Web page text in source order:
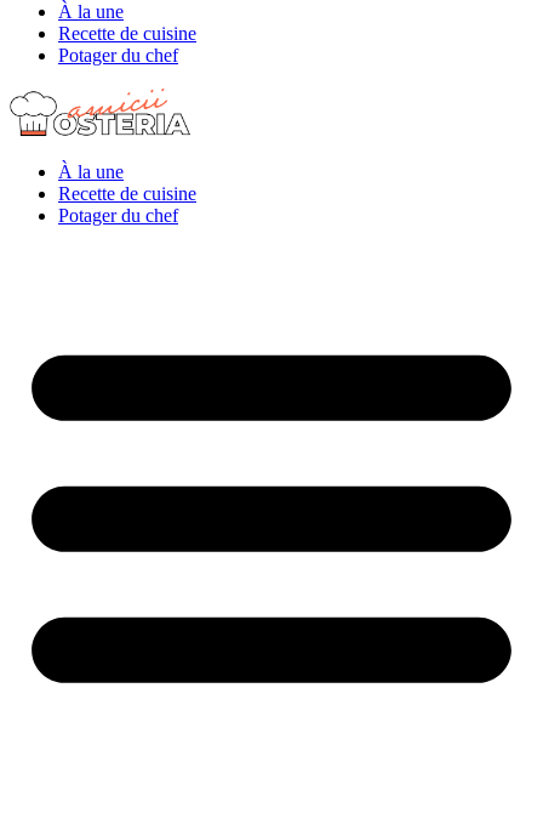
À la une
Recette de cuisine
Potager du chef
À la une
Recette de cuisine
Potager du chef